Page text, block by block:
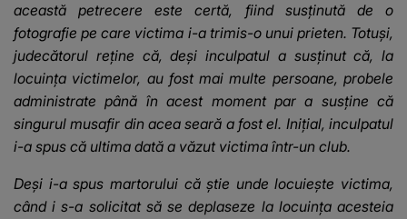
această petrecere este certă, fiind susținută de o
fotografie pe care victima i-a trimis-o unui prieten. Totuși,
judecătorul reţine că, deşi inculpatul a susținut că, la
locuința victimelor, au fost mai multe persoane, probele
administrate până în acest moment par a susţine că
singurul musafir din acea seară a fost el. Inițial, inculpatul
i-a spus că ultima dată a văzut victima într-un club.
Deşi i-a spus martorului că ştie unde locuieşte victima,
când i s-a solicitat să se deplaseze la locuinţa acesteia